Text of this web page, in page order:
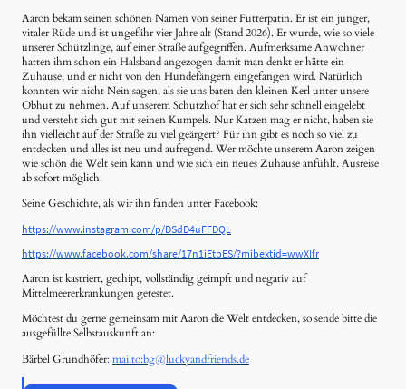
Aaron bekam seinen schönen Namen von seiner Futterpatin. Er ist ein junger,
vitaler Rüde und ist ungefähr vier Jahre alt (Stand 2026). Er wurde, wie so viele
unserer Schützlinge, auf einer Straße aufgegriffen. Aufmerksame Anwohner
hatten ihm schon ein Halsband angezogen damit man denkt er hätte ein
Zuhause, und er nicht von den Hundefängern eingefangen wird. Natürlich
konnten wir nicht Nein sagen, als sie uns baten den kleinen Kerl unter unsere
Obhut zu nehmen. Auf unserem Schutzhof hat er sich sehr schnell eingelebt
und versteht sich gut mit seinen Kumpels. Nur Katzen mag er nicht, haben sie
ihn vielleicht auf der Straße zu viel geärgert? Für ihn gibt es noch so viel zu
entdecken und alles ist neu und aufregend. Wer möchte unserem Aaron zeigen
wie schön die Welt sein kann und wie sich ein neues Zuhause anfühlt. Ausreise
ab sofort möglich.
Seine Geschichte, als wir ihn fanden unter Facebook:
https://www.instagram.com/p/DSdD4uFFDQL
https://www.facebook.com/share/17n1iEtbES/?mibextid=wwXIfr
Aaron ist kastriert, gechipt, vollständig geimpft und negativ auf
Mittelmeererkrankungen getestet.
Möchtest du gerne gemeinsam mit Aaron die Welt entdecken, so sende bitte die
ausgefüllte Selbstauskunft an:
Bärbel Grundhöfer:mailto:bg@luckyandfriends.de